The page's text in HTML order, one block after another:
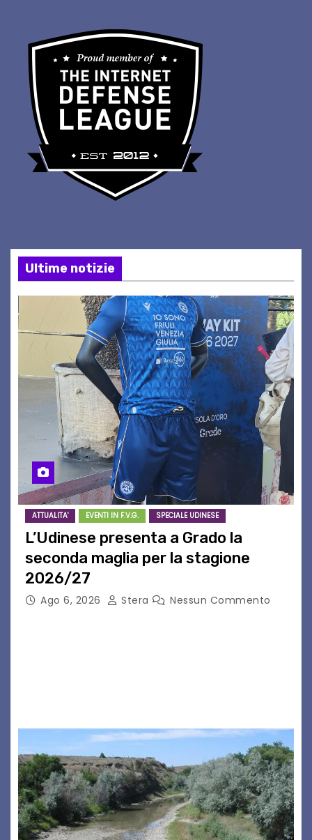
Ultime notizie
ATTUALITA' EVENTI IN F.V.G. SPECIALE UDINESE
L’Udinese presenta a Grado la
seconda maglia per la stagione
2026/27
Ago 6, 2026 Stera Nessun Commento